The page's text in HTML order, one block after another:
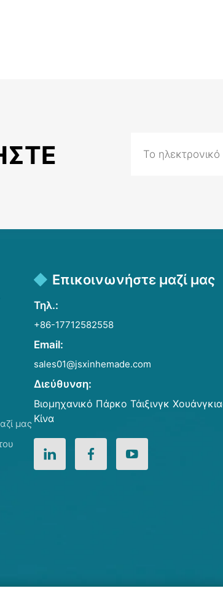
μας
Επικοινωνήστε μαζί μας
Τηλ.:
+86-17712582558
Email:
sales01@jsxinhemade.com
Διεύθυνση:
Βιομηχανικό Πάρκο Τάιξινγκ
Κίνα